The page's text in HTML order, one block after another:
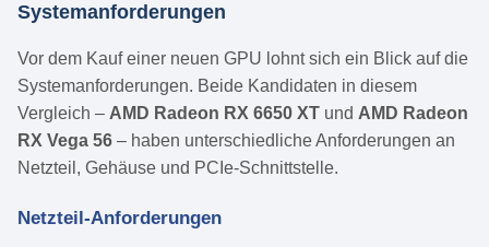
Systemanforderungen
Vor dem Kauf einer neuen GPU lohnt sich ein Blick auf die
Systemanforderungen. Beide Kandidaten in diesem
Vergleich – AMD Radeon RX 6650 XT und AMD Radeon
RX Vega 56 – haben unterschiedliche Anforderungen an
Netzteil, Gehäuse und PCIe-Schnittstelle.
Netzteil-Anforderungen